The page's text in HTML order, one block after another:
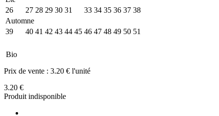
26
27 28 29 30 31 33 34 35 36 37 38
Automne
39
40 41 42 43 44 45 46 47 48 49 50 51
Bio
Prix de vente : 3.20 € l'unité
3.20 €
Produit indisponible